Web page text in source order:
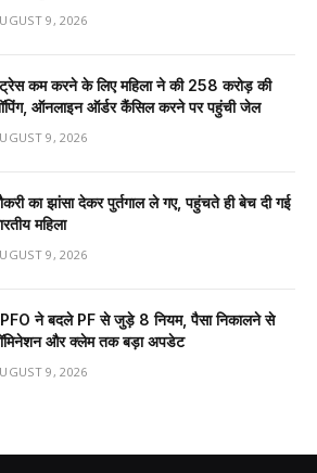
9, 2026
कम करने के लिए महिला ने की ₹258 करोड़ की
ऑनलाइन ऑर्डर कैंसिल करने पर पहुंची जेल
9, 2026
का झांसा देकर पुर्तगाल ले गए, पहुंचते ही बेच दी गई
महिला
9, 2026
ने बदले PF से जुड़े 8 नियम, पैसा निकालने से
और क्लेम तक बड़ा अपडेट
9, 2026